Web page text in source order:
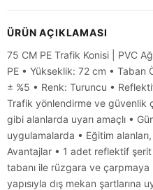
ÜRÜN AÇIKLAMASI
75 CM PE Trafik Konisi | PVC
PE • Yükseklik: 72 cm • Taban
± %5 • Renk: Turuncu •
Trafik yönlendirme ve güvenlik
gibi alanlarda uyarı amaçlı •
uygulamalarda • Eğitim
Avantajlar • 1 adet reflektif şerit
tabanı ile rüzgara ve çarpmaya
yapısıyla dış mekan şartlarına